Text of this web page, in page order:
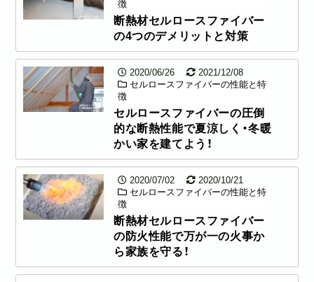
徴
断熱材セルロースファイバー
の4つのデメリットと対策
2020/06/26
2021/12/08
セルロースファイバーの性能と特
徴
セルロースファイバーの圧倒
的な断熱性能で夏涼しく・冬暖
かい家を建てよう！
2020/07/02
2020/10/21
セルロースファイバーの性能と特
徴
断熱材セルロースファイバー
の防火性能で万が一の火事か
ら家族を守る！